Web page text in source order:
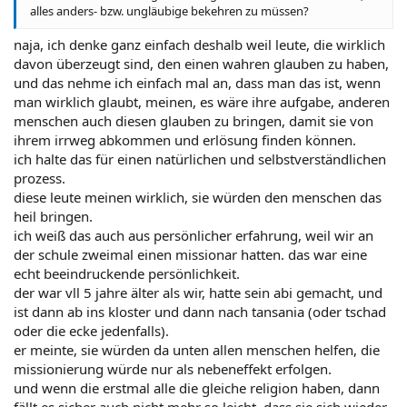
Christianisierung in den östlichen Landesteilen am
erfolgreichsten verlief, stieß sie im islamischen Norden auf große
Schwierigkeiten. Die eigentliche zivilisatorische Leistung der
Missionierung ist in der Einführung des Schulwesens und der
Krankenkasse zu sehen. Bei der im Gegensatz zum Islam
weniger flexiblen und toleranten Haltung gegenüber
afrikanischen Denk- und Glaubensvorstellungen hatte die
christliche Mission es unendlich schwerer, von der einheimischen
Bevölkerung angenommen zu werden. Dies führte zur
Herausbildung von sogenannten Afrikanischen
Kirchgemeinschaften und zahllosen Sekten, die in
unterschiedlicher Weise christlichen Glauben und afrikanisches
Kulturgut zu verbinden suchten. Naturreligionen,
Stammesreligionen oder ethnische Religionen nennt man die
traditionellen Religionen einzelner Sippen, Stämme und
(Natur)völker. Früher fand man solche Religionen, die mit der
Kultur und Umwelt der jeweiligen Stämme untrennbar
verbunden waren, überall. Heute sind sie vielfach durch
missionarische Religionen (Christentum) verdrängt worden.
Doch in Nigeria nehmen die verschiedenen Formen der
Naturreligionen - trotz der Islamisierung und der christlichen
Missionierung - in der Form des Animismus (Ausübung von
Glaubensauffassungen, die von der Beseeltheit der Dinge
ausgehen) und des Ahnenkults noch immer einen großen Raum
ein.
alles anders- bzw. ungläubige bekehren zu müssen?
naja, ich denke ganz einfach deshalb weil leute, die wirklich
davon überzeugt sind, den einen wahren glauben zu haben,
und das nehme ich einfach mal an, dass man das ist, wenn
man wirklich glaubt, meinen, es wäre ihre aufgabe, anderen
menschen auch diesen glauben zu bringen, damit sie von
ihrem irrweg abkommen und erlösung finden können.
ich halte das für einen natürlichen und selbstverständlichen
prozess.
diese leute meinen wirklich, sie würden den menschen das
heil bringen.
ich weiß das auch aus persönlicher erfahrung, weil wir an
der schule zweimal einen missionar hatten. das war eine
echt beeindruckende persönlichkeit.
der war vll 5 jahre älter als wir, hatte sein abi gemacht, und
ist dann ab ins kloster und dann nach tansania (oder tschad
oder die ecke jedenfalls).
er meinte, sie würden da unten allen menschen helfen, die
missionierung würde nur als nebeneffekt erfolgen.
und wenn die erstmal alle die gleiche religion haben, dann